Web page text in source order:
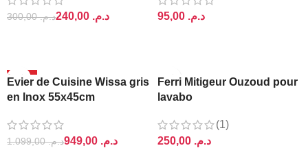
د.م.300,00 د.م. د.م.
-14%
Evier de Cuisine Wissa gris
en Inox 55x45cm
د.م.1.099,00 د.م.
Ferri Mitigeur Ouzoud pour
lavabo
(1)
د.م.